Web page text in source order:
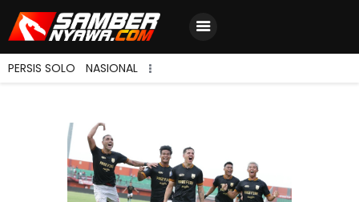
PERSIS SOLO NASIONAL
Berita Terbaru
Jadwal & Hasil
Klasemen